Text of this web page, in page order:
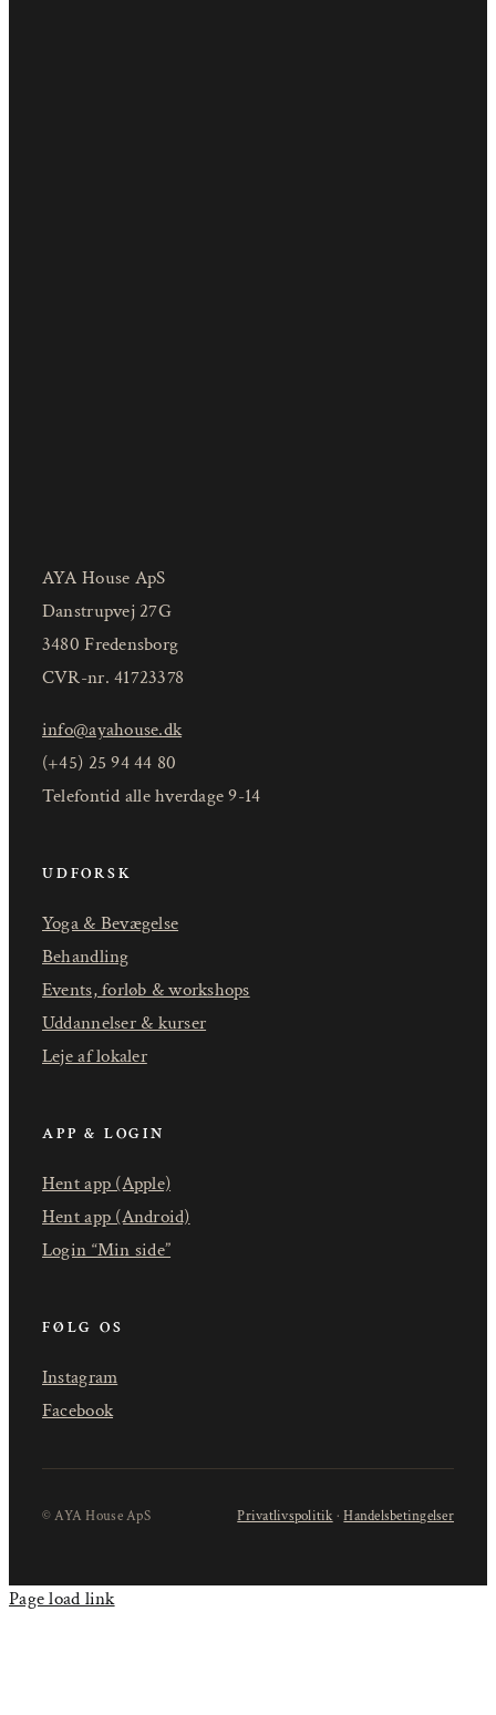
AYA House ApS
Danstrupvej 27G
3480 Fredensborg
CVR-nr. 41723378
info@ayahouse.dk
(+45) 25 94 44 80
Telefontid alle hverdage 9-14
UDFORSK
Yoga & Bevægelse
Behandling
Events, forløb & workshops
Uddannelser & kurser
Leje af lokaler
APP & LOGIN
Hent app (Apple)
Hent app (Android)
Login “Min side”
FØLG OS
Instagram
Facebook
© AYA House ApS Privatlivspolitik ·Handelsbetingelser
Page load link